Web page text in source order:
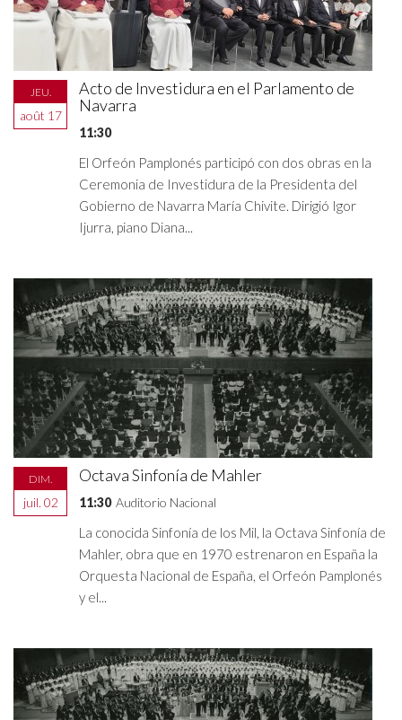
JEU.
août 17
Acto de Investidura en el Parlamento de
Navarra
11:30
El Orfeón Pamplonés participó con dos obras en la
Ceremonia de Investidura de la Presidenta del
Gobierno de Navarra María Chivite. Dirigió Igor
Ijurra, piano Diana...
DIM.
juil. 02
Octava Sinfonía de Mahler
11:30 Auditorio Nacional
La conocida Sinfonía de los Mil, la Octava Sinfonía de
Mahler, obra que en 1970 estrenaron en España la
Orquesta Nacional de España, el Orfeón Pamplonés
y el...